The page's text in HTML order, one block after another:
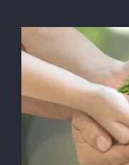
Infissi ed